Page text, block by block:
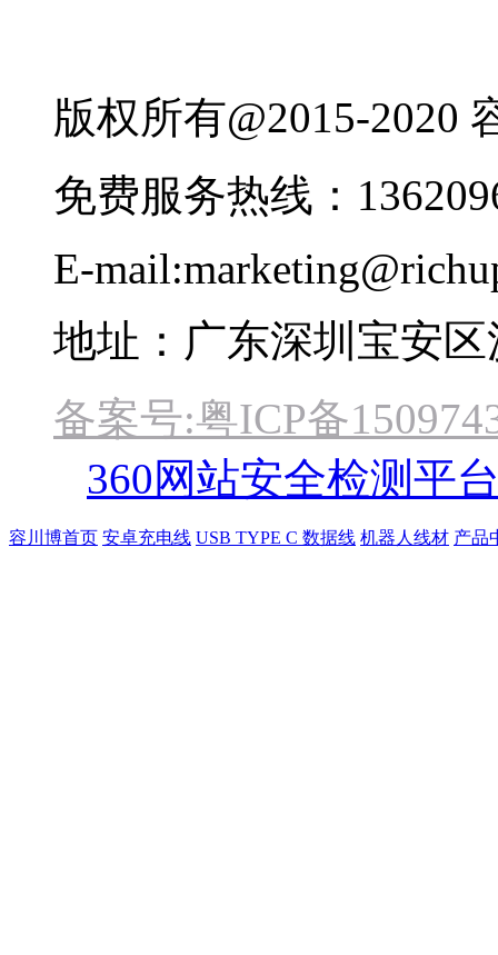
版权所有@2015-2020
免费服务热线：
E-
地址：广东深圳宝安
备案号:粤ICP备
360网站安全检测平
容川博首页 安卓充电线 USB TYPE C 数据线 机器人线材 产品